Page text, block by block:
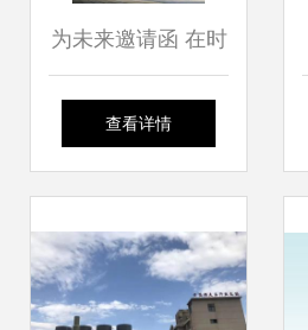
为未来邀请函 在时
代洪流中相约中国
查看详情